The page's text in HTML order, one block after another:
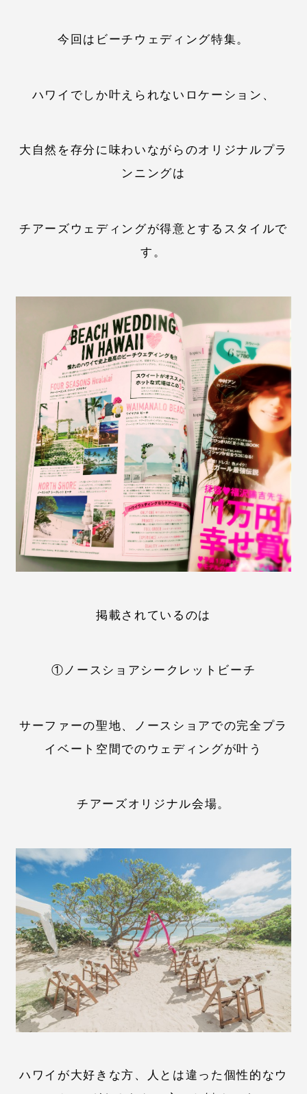
今回はビーチウェディング特集。
ハワイでしか叶えられないロケーション、
大自然を存分に味わいながらのオリジナルプラ
ンニングは
チアーズウェディングが得意とするスタイルで
す。
掲載されているのは
①ノースショアシークレットビーチ
サーファーの聖地、ノースショアでの完全プラ
イベート空間でのウェディングが叶う
チアーズオリジナル会場。
ハワイが大好きな方、人とは違った個性的なウ